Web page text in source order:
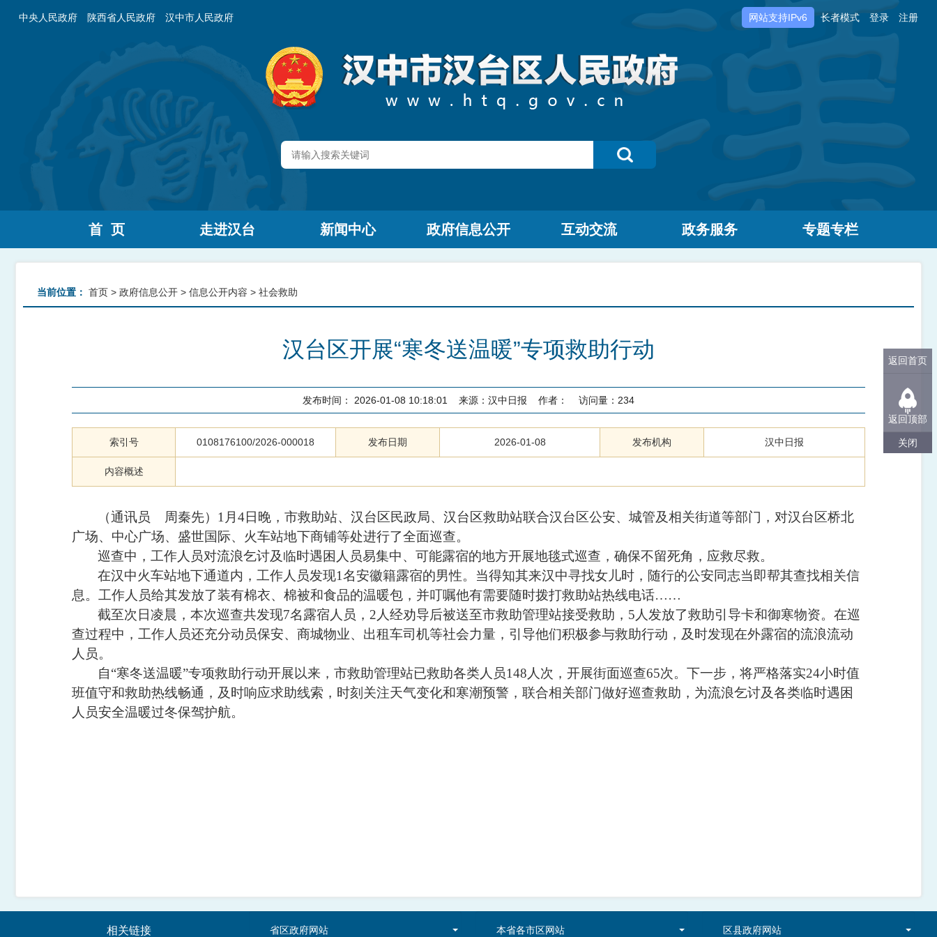
中央人民政府 陕西省人民政府 汉中市人民政府 网站支持IPv6 长者模式 登录 注册
首 页 走进汉台 新闻中心 政府信息公开 互动交流 政务服务 专题专栏
当前位置： 首页 > 政府信息公开 > 信息公开内容 > 社会救助
汉台区开展“寒冬送温暖”专项救助行动
发布时间： 2026-01-08 10:18:01 来源： 汉中日报 作者： 访问量： 234
索引号 0108176100/2026-000018 发布日期 2026-01-08 发布机构 汉中日报
内容概述
（通讯员 周秦先）1月4日晚，市救助站、汉台区民政局、汉台区救助站联合汉台区公安、城管及相关街道等部门，对汉台区桥北
广场、中心广场、盛世国际、火车站地下商铺等处进行了全面巡查。
巡查中，工作人员对流浪乞讨及临时遇困人员易集中、可能露宿的地方开展地毯式巡查，确保不留死角，应救尽救。
在汉中火车站地下通道内，工作人员发现1名安徽籍露宿的男性。当得知其来汉中寻找女儿时，随行的公安同志当即帮其查找相关信
息。工作人员给其发放了装有棉衣、棉被和食品的温暖包，并叮嘱他有需要随时拨打救助站热线电话……
截至次日凌晨，本次巡查共发现7名露宿人员，2人经劝导后被送至市救助管理站接受救助，5人发放了救助引导卡和御寒物资。在巡
查过程中，工作人员还充分动员保安、商城物业、出租车司机等社会力量，引导他们积极参与救助行动，及时发现在外露宿的流浪流动
人员。
自“寒冬送温暖”专项救助行动开展以来，市救助管理站已救助各类人员148人次，开展街面巡查65次。下一步，将严格落实24小时值
班值守和救助热线畅通，及时响应求助线索，时刻关注天气变化和寒潮预警，联合相关部门做好巡查救助，为流浪乞讨及各类临时遇困
人员安全温暖过冬保驾护航。
相关链接 省区政府网站 本省各市区网站 区县政府网站
返回首页
返回顶部
关闭